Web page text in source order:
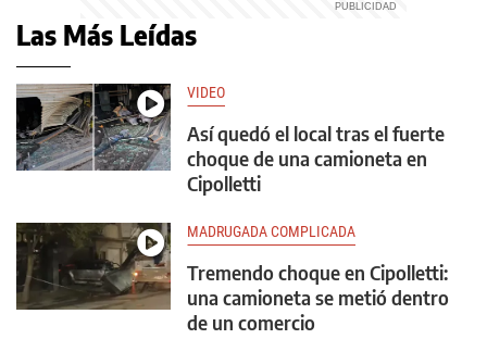
Las Más Leídas
VIDEO
Así quedó el local tras el fuerte
choque de una camioneta en
Cipolletti
MADRUGADA COMPLICADA
Tremendo choque en Cipolletti:
una camioneta se metió dentro
de un comercio